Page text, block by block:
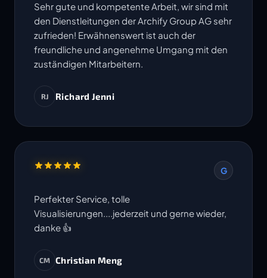
Sehr gute und kompetente Arbeit, wir sind mit
den Dienstleitungen der Archify Group AG sehr
zufrieden! Erwähnenswert ist auch der
freundliche und angenehme Umgang mit den
zuständigen Mitarbeitern.
RJ Richard Jenni
G
Perfekter Service, tolle
Visualisierungen....jederzeit und gerne wieder,
danke 👍
CM Christian Meng